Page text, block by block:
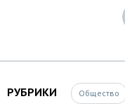
РУБРИКИ Общество